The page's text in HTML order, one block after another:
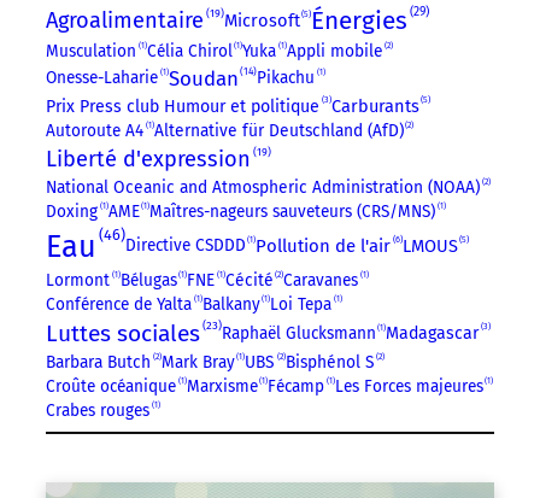
Agroalimentaire 19 Microsoft 5 Énergies 29
Musculation 1 Célia Chirol 1 Yuka 1 Appli mobile 2
Onesse-Laharie 1 Soudan 14 Pikachu 1
Prix Press club Humour et politique 3 Carburants 5
Autoroute A4 1 Alternative für Deutschland (AfD) 2
Liberté d'expression 19
National Oceanic and Atmospheric Administration (NOAA) 2
Doxing 1 AME 1 Maîtres-nageurs sauveteurs (CRS/MNS) 1
Eau 46
Directive CSDDD 1 Pollution de l'air 6 LMOUS 5
Lormont 1 Bélugas 1 FNE 1 Cécité 2 Caravanes 1
Conférence de Yalta 1 Balkany 1 Loi Tepa 1
Luttes sociales 23 Raphaël Glucksmann 1 Madagascar 3
Barbara Butch 2 Mark Bray 1 UBS 2 Bisphénol S 2
Croûte océanique 1 Marxisme 1 Fécamp 1 Les Forces majeures 1
Crabes rouges 1